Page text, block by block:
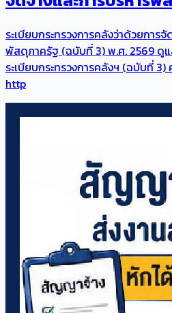
ระเบียบกระทรวงการคลังว่าด้วยการ
พัสดุภาครัฐ (ฉบับที่ 3) พ.ศ. 2569 ดูแ
ระเบียบกระทรวงการคลังฯ (ฉบับที่ 3)
http